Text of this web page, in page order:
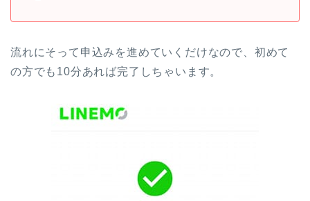
流れにそって申込みを進めていくだけなので、初めて
の方でも10分あれば完了しちゃいます。